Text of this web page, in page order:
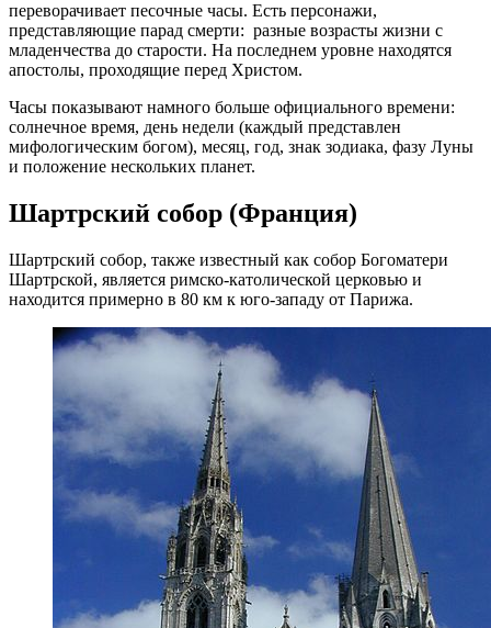
переворачивает песочные часы. Есть персонажи,
представляющие парад смерти: разные возрасты жизни с
младенчества до старости. На последнем уровне находятся
апостолы, проходящие перед Христом.
Часы показывают намного больше официального времени:
солнечное время, день недели (каждый представлен
мифологическим богом), месяц, год, знак зодиака, фазу Луны
и положение нескольких планет.
Шартрский собор (Франция)
Шартрский собор, также известный как собор Богоматери
Шартрской, является римско-католической церковью и
находится примерно в 80 км к юго-западу от Парижа.